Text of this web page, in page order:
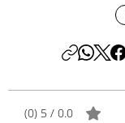
0.0 / 5 ‏(0)